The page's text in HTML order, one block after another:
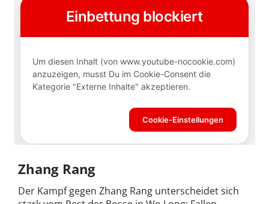
Zhang Rang
Der Kampf gegen Zhang Rang unterscheidet sich